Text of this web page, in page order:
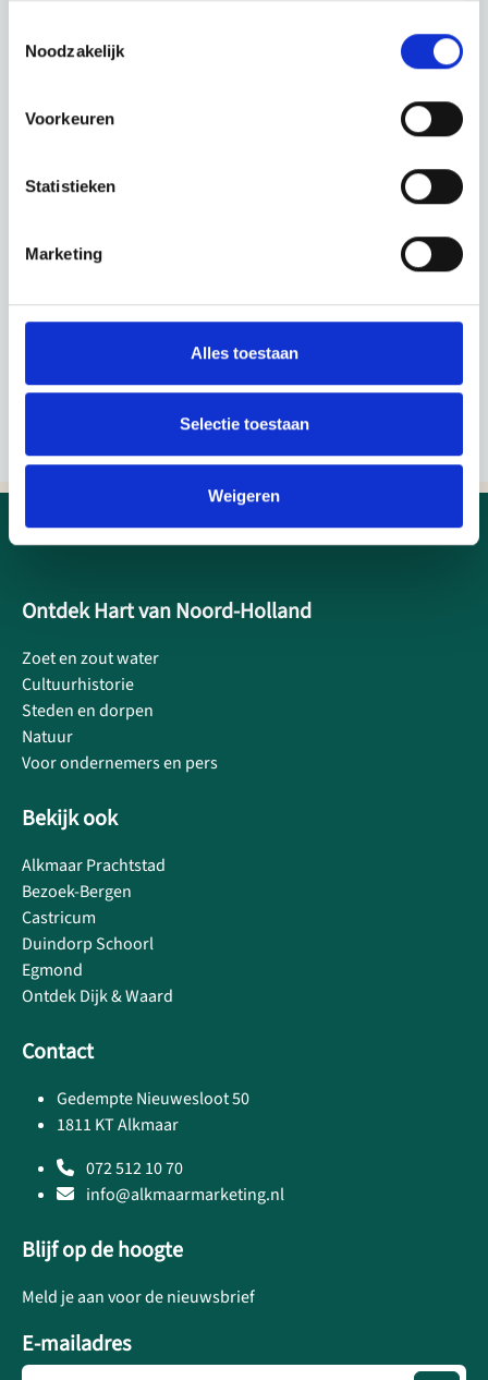
Noodzakelijk
Voorkeuren
Statistieken
Marketing
Alles toestaan
Selectie toestaan
Weigeren
Ontdek Hart van Noord-Holland
Zoet en zout water
Cultuurhistorie
Steden en dorpen
Natuur
Voor ondernemers en pers
Bekijk ook
Alkmaar Prachtstad
Bezoek-Bergen
Castricum
Duindorp Schoorl
Egmond
Ontdek Dijk & Waard
Contact
Gedempte Nieuwesloot 50
1811 KT Alkmaar
072 512 10 70
info@alkmaarmarketing.nl
Blijf op de hoogte
Meld je aan voor de nieuwsbrief
E-mailadres